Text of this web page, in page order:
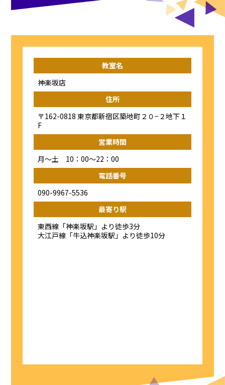
教室名
神楽坂店
住所
〒162-0818 東京都新宿区築地町２０−２地下１
F
営業時間
月～土 10：00～22：00
電話番号
090-9967-5536
最寄り駅
東西線「神楽坂駅」より徒歩3分
大江戸線「牛込神楽坂駅」より徒歩10分